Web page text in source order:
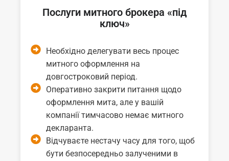
Послуги митного брокера «під
ключ»
Необхідно делегувати весь процес
митного оформлення на
довгостроковий період.
Оперативно закрити питання щодо
оформлення мита, але у вашій
компанії тимчасово немає митного
декларанта.
Відчуваєте нестачу часу для того, щоб
бути безпосередньо залученими в